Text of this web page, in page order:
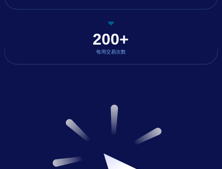
200+
每周交易次数